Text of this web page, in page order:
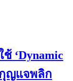
‘Dynamic
กุญแจพลิก